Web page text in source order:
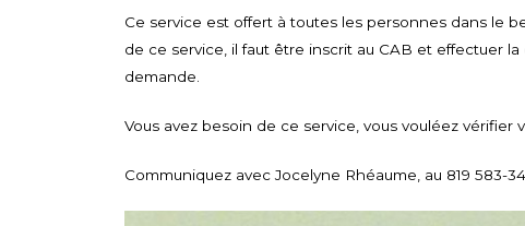
Ce service est offert à toutes les personnes dans le
de ce service, il faut être inscrit au CAB et effectuer
demande.
Vous avez besoin de ce service, vous vouléez
Communiquez avec Jocelyne Rhéaume, au 819 583-